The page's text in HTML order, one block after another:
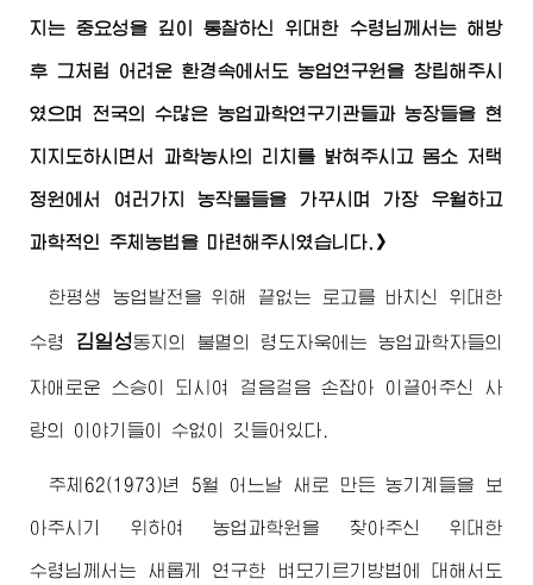
지는 중요성을 깊이 통찰하신위대한 수령님께서는 해방
후 그처럼 어려운 환경속에서도 농업연구원을 창립해주시
였으며 전국의 수많은 농업과학연구기관들과 농장들을 현
지지도하시면서 과학농사의 리치를 밝혀주시고 몸소 저택
정원에서 여러가지 농작물들을 가꾸시며 가장 우월하고
과학적인 주체농법을 마련해주시였습니다.》
한평생 농업발전을 위해 끝없는 로고를 바치신 위대한
수령 김일성동지 의 불멸의 령도자욱에는 농업과학자들의
자애로운 스승이 되시여 걸음걸음 손잡아 이끌어주신 사
랑의 이야기들이 수없이 깃들어있다.
주체62(1973)년 5월 어느날 새로 만든 농기계들을 보
아주시기 위하여 농업과학원을 찾아주신 위대한
수령님께서 는 새롭게 연구한 벼모기르기방법에 대해서도